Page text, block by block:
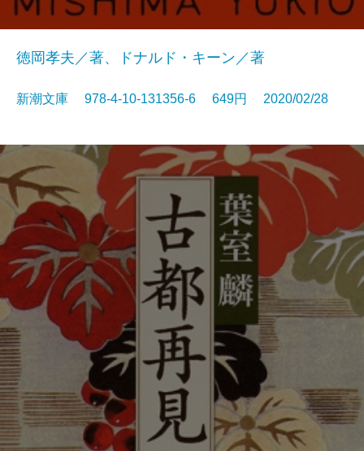
徳岡孝夫／著、ドナルド・キーン／著
新潮文庫 978-4-10-131356-6 649円 2020/02/28